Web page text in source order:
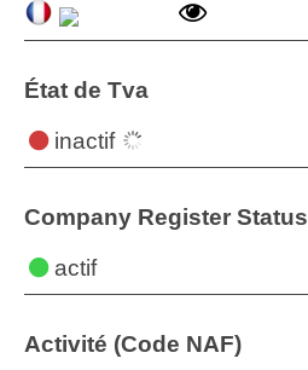
État de Tva
inactif
Company Register Status
actif
Activité (Code NAF)